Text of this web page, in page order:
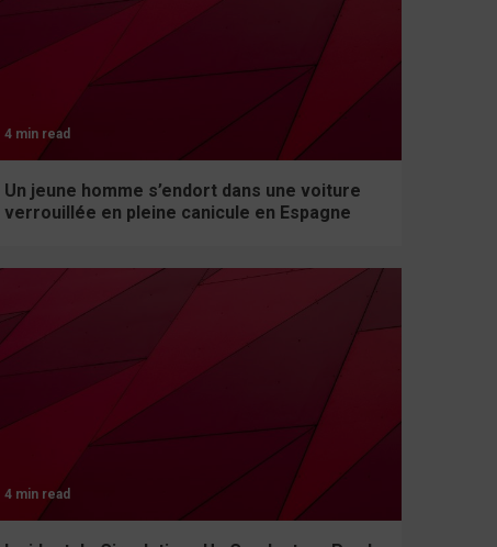
4 min read
Un jeune homme s’endort dans une voiture
verrouillée en pleine canicule en Espagne
4 min read